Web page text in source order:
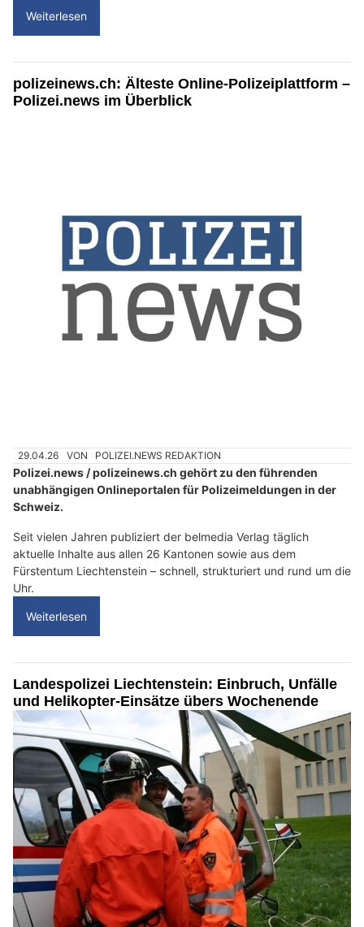
Weiterlesen
polizeinews.ch: Älteste Online-Polizeiplattform –
Polizei.news im Überblick
29.04.26 VON POLIZEI.NEWS REDAKTION
Polizei.news / polizeinews.ch gehört zu den führenden
unabhängigen Onlineportalen für Polizeimeldungen in der
Schweiz.
Seit vielen Jahren publiziert der belmedia Verlag täglich
aktuelle Inhalte aus allen 26 Kantonen sowie aus dem
Fürstentum Liechtenstein – schnell, strukturiert und rund um die
Uhr.
Weiterlesen
Landespolizei Liechtenstein: Einbruch, Unfälle
und Helikopter-Einsätze übers Wochenende